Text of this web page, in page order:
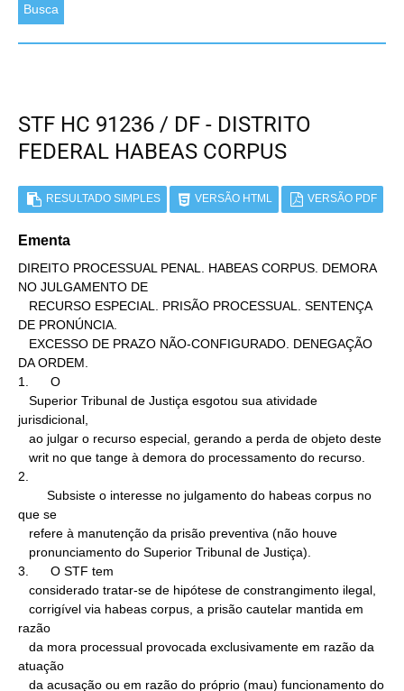
Busca
STF HC 91236 / DF - DISTRITO
FEDERAL HABEAS CORPUS
RESULTADO SIMPLES VERSÃO HTML VERSÃO PDF
Ementa
DIREITO PROCESSUAL PENAL. HABEAS CORPUS. DEMORA
NO JULGAMENTO DE
DE PRONÚNCIA.
DA ORDEM.
1.      O
jurisdicional,
2.
que se
3.      O STF tem
razão
atuação